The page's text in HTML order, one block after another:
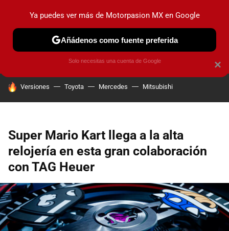
PRUEBAS INDUSTRIA HOY NO CIRCULA
HOY SE HABLA DE
Versiones Toyota Mercedes Mitsubishi
Super Mario Kart llega a la alta
relojería en esta gran colaboración
con TAG Heuer
×
Ya puedes ver más de Motorpasion MX en Google
Añádenos como fuente preferida
Solo necesitas una cuenta de Google